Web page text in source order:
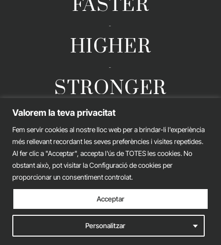
Valorem la teva privacitat
Fem servir cookies al nostre lloc web per a brindar-li l'experiència
més rellevant recordant les seves preferències i visites repetides.
Al fer clic a "Acceptar", accepta l'ús de TOTES les cookies. No
obstant això, pot visitar la Configuració de cookies per
proporcionar un consentiment controlat.
Personalitzar
Acceptar
FASTER
-
HIGHER
-
STRONGER
GERARD ESTEVA © 2026. ALL RIGHTS RESERVED
Legal advice Privacy policy Cookies policy
iònic.web